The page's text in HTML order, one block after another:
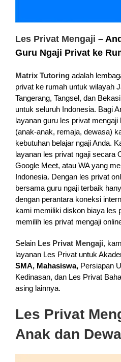
Les Privat Mengaji –
Guru Ngaji Privat ke
Matrix Tutoringadalah
privat ke rumah untuk wilayah
Tangerang, Tangsel, dan
untuk seluruh Indonesia. Bagi
layanan guru les privat
(anak-anak, remaja, dewasa)
kebutuhan belajar ngaji Anda.
layanan les privat ngaji secara
Google Meet, atau WA yang
Indonesia. Dengan les privat
bersama guru ngaji terbaik
dengan perantara koneksi
kami memiliki diskon biaya les
memilih les privat mengaji
Selain Les Privat Mengaji,
layanan Les Privat untuk
SMA, Mahasiswa,Persiapan
Kedinasan, dan Les Privat
asing lainnya.
Les Privat
Anak dan